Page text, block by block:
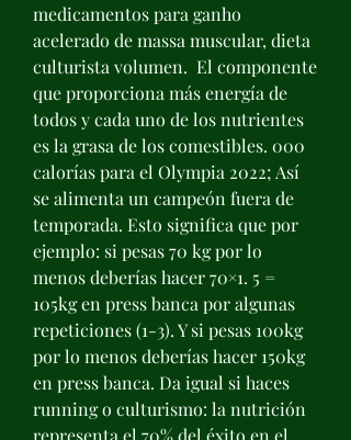
medicamentos para ganho
acelerado de massa muscular, dieta
culturista volumen.  El componente
que proporciona más energía de
todos y cada uno de los nutrientes
es la grasa de los comestibles. 000
calorías para el Olympia 2022; Así
se alimenta un campeón fuera de
temporada. Esto significa que por
ejemplo: si pesas 70 kg por lo
menos deberías hacer 70×1. 5 =
105kg en press banca por algunas
repeticiones (1-3). Y si pesas 100kg
por lo menos deberías hacer 150kg
en press banca. Da igual si haces
running o culturismo: la nutrición
representa el 70% del éxito en el